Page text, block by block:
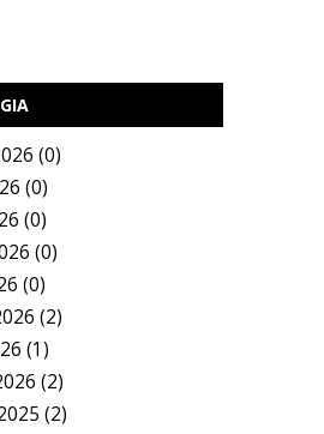
(0)
(0)
(0)
(0)
(0)
(2)
(1)
(2)
(2)